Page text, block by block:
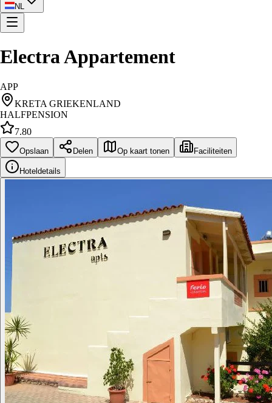
NL
Electra Appartement
APP
KRETA GRIEKENLAND
HALFPENSION
7.80
Opslaan Delen Op kaart tonen Faciliteiten
Hoteldetails